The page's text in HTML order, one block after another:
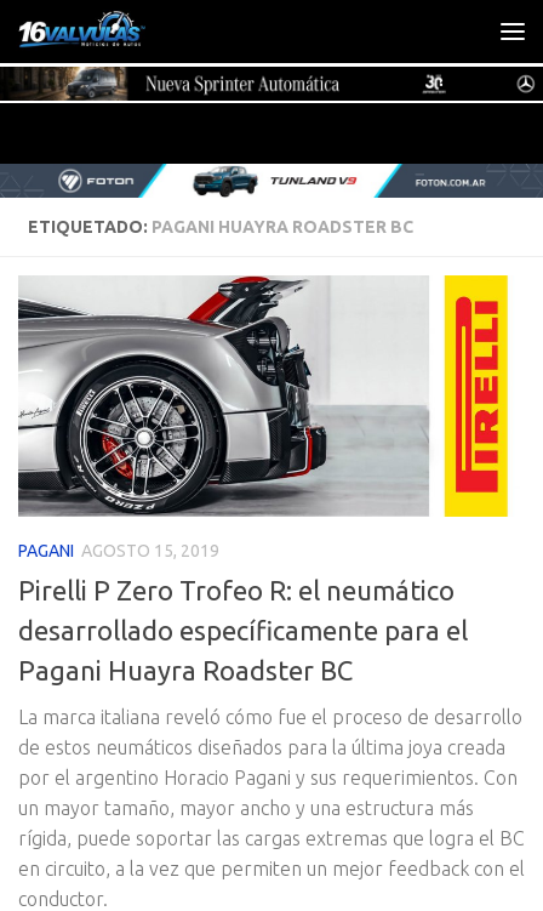
Saltar al contenido
ETIQUETADO: PAGANI HUAYRA ROADSTER BC
PAGANI AGOSTO 15, 2019
Pirelli P Zero Trofeo R: el neumático
desarrollado específicamente para el
Pagani Huayra Roadster BC
La marca italiana reveló cómo fue el proceso de desarrollo
de estos neumáticos diseñados para la última joya creada
por el argentino Horacio Pagani y sus requerimientos. Con
un mayor tamaño, mayor ancho y una estructura más
rígida, puede soportar las cargas extremas que logra el BC
en circuito, a la vez que permiten un mejor feedback con el
conductor.